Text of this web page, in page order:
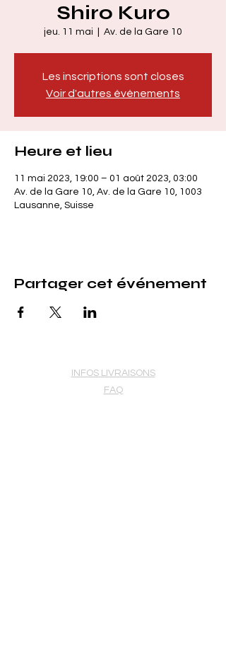
Shiro Kuro
jeu. 11 mai Av. de la Gare 10
Les inscriptions sont closes
Voir d'autres événements
Heure et lieu
11 mai 2023, 19:00 – 01 août 2023, 03:00
Av. de la Gare 10, Av. de la Gare 10, 1003
Lausanne, Suisse
Partager cet événement
INFOS LIVRAISONS
FAQ